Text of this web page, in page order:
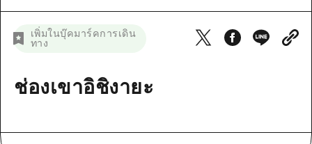
สถานบันเทิงยามค่ำคืน
มรดกโลก
มาตรฐาน
บิโฮค
บริเวณรอบๆ มิยาจิมะ
บิโฮคุ
เกโฮคุ
ยามากุจิตะวันออก
สรุปการจราจรรอง
ตั๋วเที่ยวคุ้มค่าตั๋วเที่ยวคุ้มค่า
HOME
ข่าว
เพิ่มในบุ๊คมาร์คการเดิน
ทาง
ช่องเขาอิชิงายะ